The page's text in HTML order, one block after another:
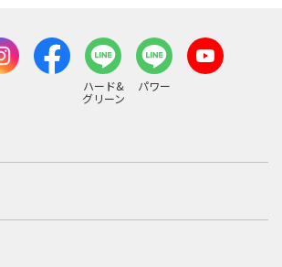
ハード&
グリーン
パワー